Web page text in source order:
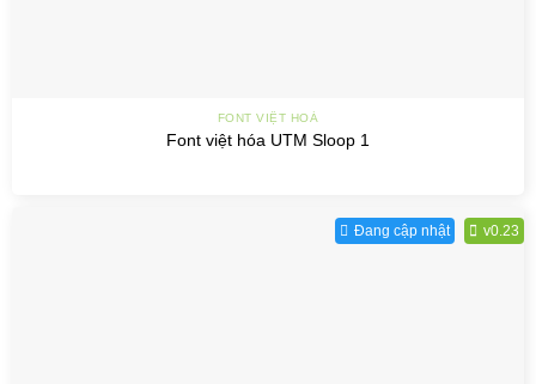
FONT VIỆT HOÁ
Font việt hóa UTM Sloop 1
Đang cập nhật v0.23